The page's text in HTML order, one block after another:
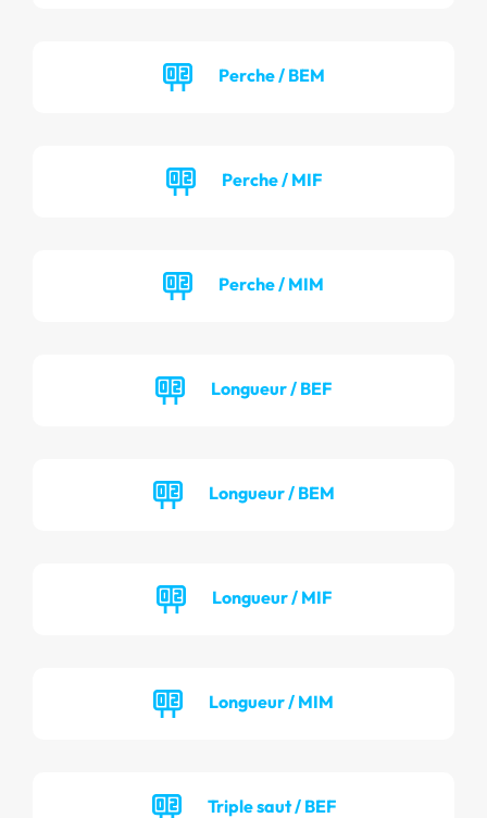
Perche / BEM
Perche / MIF
Perche / MIM
Longueur / BEF
Longueur / BEM
Longueur / MIF
Longueur / MIM
Triple saut / BEF